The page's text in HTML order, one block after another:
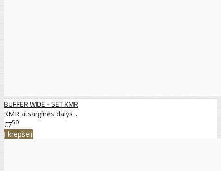
BUFFER WIDE - SET KMR
KMR atsarginės dalys ..
€750
Į krepšelį